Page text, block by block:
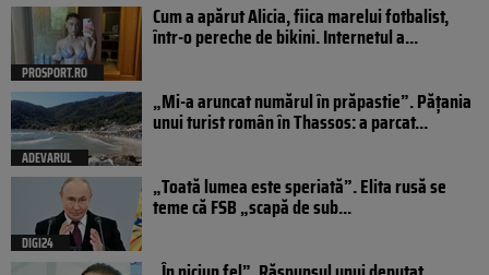
PROSPORT.RO
Cum a apărut Alicia, fiica marelui fotbalist,
într-o pereche de bikini. Internetul a...
ADEVARUL
„Mi-a aruncat numărul în prăpastie”. Pățania
unui turist român în Thassos: a parcat...
DIGI24
„Toată lumea este speriată”. Elita rusă se
teme că FSB „scapă de sub...